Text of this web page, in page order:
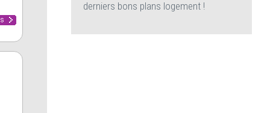
derniers bons plans logement !